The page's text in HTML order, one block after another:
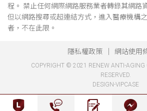
程。 禁止任何網際網路服務業者轉錄其網路
但以網路搜尋或超連結方式，進入醫療機構
者，不在此限。
隱私權政策 網站使用
COPYRIGHT © 2021 RENEW ANTI-AGING
RESERVED.
DESIGN-VIPCASE